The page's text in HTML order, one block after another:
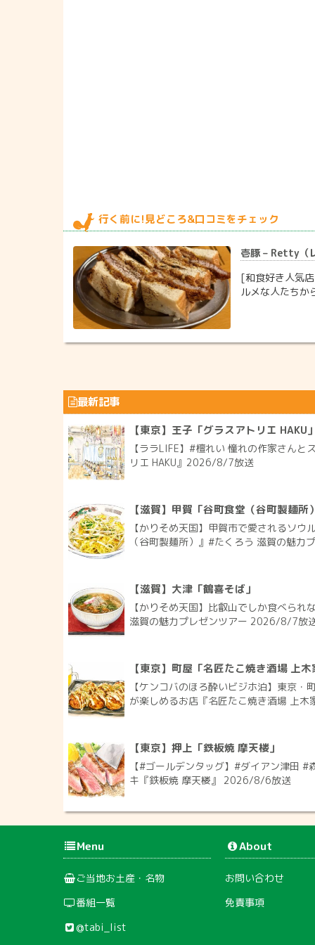
行く前に!見どころ&口コミをチェック
壱豚 – Retty（
[和食好き人気
ルメな人たち
最新記事
【東京】王子「グラスアトリエ HAKU」
【ララLIFE】#檀れい 憧れの作家さんと
リエ HAKU』2026/8/7放送
【滋賀】甲賀「谷町食堂（谷町製麺所
【かりそめ天国】甲賀市で愛されるソウ
（谷町製麺所）』#たくろう 滋賀の魅
【滋賀】大津「鶴喜そば」
【かりそめ天国】比叡山でしか食べられ
滋賀の魅力プレゼンツアー 2026/8/7放
【東京】町屋「名匠たこ焼き酒場 上木
【ケンコバのほろ酔いビジホ泊】東京・
が楽しめるお店『名匠たこ焼き酒場 上
【東京】押上「鉄板焼 摩天楼」
【#ゴールデンタッグ】#ダイアン津田
キ『鉄板焼 摩天楼』 2026/8/6放送
Menu
ご当地お土産・名物
番組一覧
@tabi_list
About
お問い合わせ
免責事項